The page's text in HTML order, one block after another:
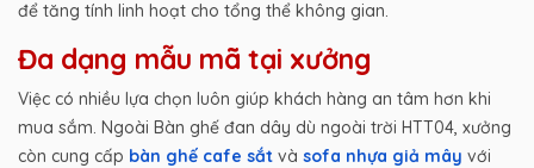
để tăng tính linh hoạt cho tổng thể không gian.
Đa dạng mẫu mã tại xưởng
Việc có nhiều lựa chọn luôn giúp khách hàng an tâm hơn khi
mua sắm. Ngoài Bàn ghế đan dây dù ngoài trời HTT04, xưởng
còn cung cấp bàn ghế cafe sắt và sofa nhựa giả mây với